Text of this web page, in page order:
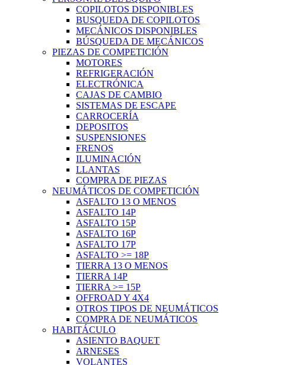
COPILOTOS DISPONIBLES
BUSQUEDA DE COPILOTOS
MECÁNICOS DISPONIBLES
BÚSQUEDA DE MECÁNICOS
PIEZAS DE COMPETICIÓN
MOTORES
REFRIGERACIÓN
ELECTRÓNICA
CAJAS DE CAMBIO
SISTEMAS DE ESCAPE
CARROCERÍA
DEPOSITOS
SUSPENSIONES
FRENOS
ILUMINACIÓN
LLANTAS
COMPRA DE PIEZAS
NEUMÁTICOS DE COMPETICIÓN
ASFALTO 13 O MENOS
ASFALTO 14P
ASFALTO 15P
ASFALTO 16P
ASFALTO 17P
ASFALTO >= 18P
TIERRA 13 O MENOS
TIERRA 14P
TIERRA >= 15P
OFFROAD Y 4X4
OTROS TIPOS DE NEUMÁTICOS
COMPRA DE NEUMÁTICOS
HABITÁCULO
ASIENTO BAQUET
ARNESES
VOLANTES